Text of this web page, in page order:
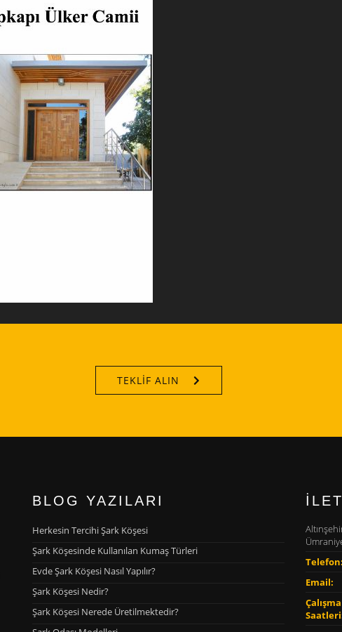
TEKLIF ALIN
BLOG YAZILARI
Herkesin Tercihi Şark Köşesi
Şark Köşesinde Kullanılan Kumaş Türleri
Evde Şark Köşesi Nasıl Yapılır?
Şark Köşesi Nedir?
Şark Köşesi Nerede Üretilmektedir?
Telefon:
Email:
Çalışma